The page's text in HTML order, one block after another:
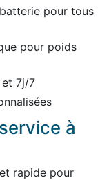
pour tous
pour poids
et 7j/7
à
rapide pour